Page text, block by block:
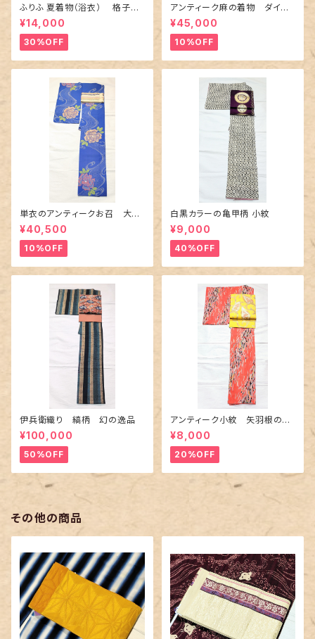
ふりふ 夏着物（浴衣） 格子に
百合や秋草花
¥14,000
30%OFF
アンティーク麻の着物 ダイヤ
に市松柄の上布
¥45,000
10%OFF
単衣のアンティークお召 大輪
の薔薇柄柄
¥40,500
10%OFF
白黒カラーの亀甲柄 小紋
¥9,000
40%OFF
伊兵衛織り 縞柄 幻の逸品
¥100,000
50%OFF
アンティーク小紋 矢羽根の地
紋に短冊柄 裄６６cm
¥8,000
20%OFF
その他の商品